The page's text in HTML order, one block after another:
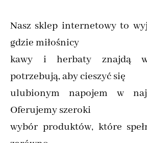
Nasz sklep internetowy to
gdzie miłośnicy
kawy i herbaty znajdą
potrzebują, aby cieszyć się
ulubionym napojem w
Oferujemy szeroki
wybór produktów, które